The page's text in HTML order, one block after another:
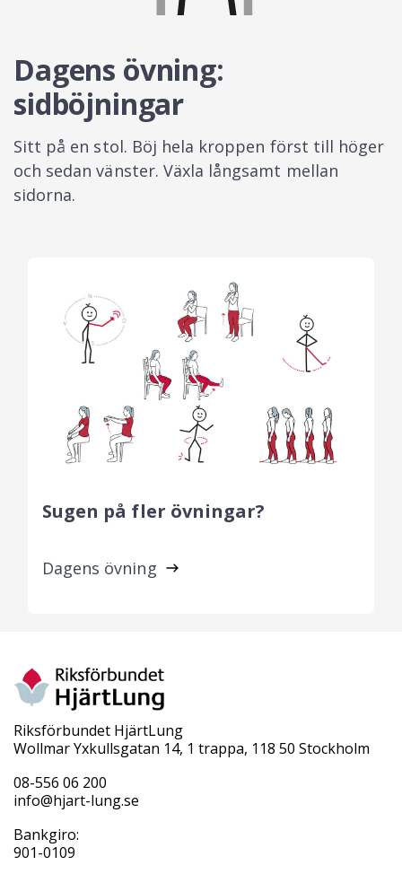
Dagens övning:
sidböjningar
Sitt på en stol. Böj hela kroppen först till höger
och sedan vänster. Växla långsamt mellan
sidorna.
Sugen på fler övningar?
Dagens övning
Riksförbundet HjärtLung
Wollmar Yxkullsgatan 14, 1 trappa, 118 50 Stockholm
08-556 06 200
info@hjart-lung.se
Bankgiro:
901-0109